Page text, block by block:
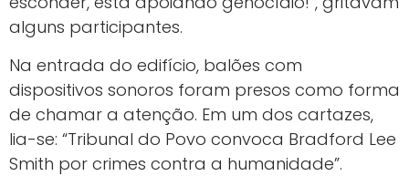
alguns participantes.
Na entrada do edifício, balões com
dispositivos sonoros foram presos como forma
de chamar a atenção. Em um dos cartazes,
lia-se: “Tribunal do Povo convoca Bradford Lee
Smith por crimes contra a humanidade”.